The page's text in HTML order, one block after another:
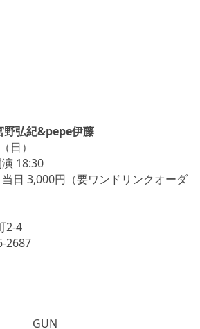
野弘紀&pepe伊藤
日）
18:30
日 3,000円（要ワンドリンクオーダ
2-4
2687
GUN